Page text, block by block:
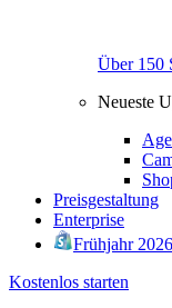
Über 150
Neueste
Preisgestaltung
Enterprise
Frühjahr
Kostenlos starten